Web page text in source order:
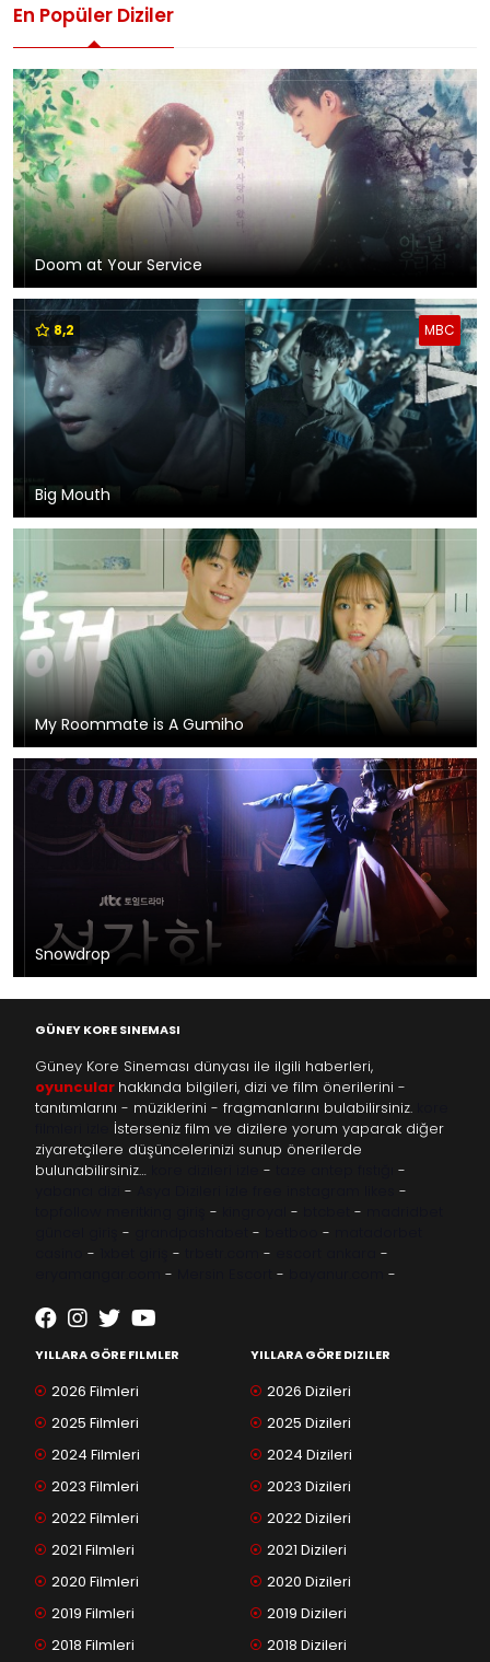
En Popüler Diziler
Doom at Your Service
MBC
8,2
Big Mouth
My Roommate is A Gumiho
Snowdrop
GÜNEY KORE SINEMASI
Güney Kore Sineması dünyası ile ilgili haberleri,
oyuncular hakkında bilgileri, dizi ve film önerilerini -
tanıtımlarını - müziklerini - fragmanlarını bulabilirsiniz.
İsterseniz film ve dizilere yorum yaparak diğer
ziyaretçilere düşüncelerinizi sunup önerilerde
bulunabilirsiniz…
-
-
-
-
- - -
- - -
- - -
-
- - -
YILLARA GÖRE FILMLER
2026 Filmleri
2025 Filmleri
2024 Filmleri
2023 Filmleri
2022 Filmleri
2021 Filmleri
2020 Filmleri
2019 Filmleri
2018 Filmleri
YILLARA GÖRE DIZILER
2026 Dizileri
2025 Dizileri
2024 Dizileri
2023 Dizileri
2022 Dizileri
2021 Dizileri
2020 Dizileri
2019 Dizileri
2018 Dizileri